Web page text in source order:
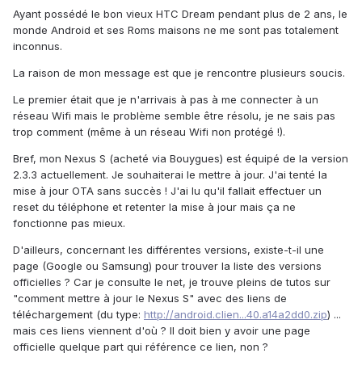
Ayant possédé le bon vieux HTC Dream pendant plus de 2 ans, le
monde Android et ses Roms maisons ne me sont pas totalement
inconnus.
La raison de mon message est que je rencontre plusieurs soucis.
Le premier était que je n'arrivais à pas à me connecter à un
réseau Wifi mais le problème semble être résolu, je ne sais pas
trop comment (même à un réseau Wifi non protégé !).
Bref, mon Nexus S (acheté via Bouygues) est équipé de la version
2.3.3 actuellement. Je souhaiterai le mettre à jour. J'ai tenté la
mise à jour OTA sans succès ! J'ai lu qu'il fallait effectuer un
reset du téléphone et retenter la mise à jour mais ça ne
fonctionne pas mieux.
D'ailleurs, concernant les différentes versions, existe-t-il une
page (Google ou Samsung) pour trouver la liste des versions
officielles ? Car je consulte le net, je trouve pleins de tutos sur
"comment mettre à jour le Nexus S" avec des liens de
téléchargement (du type: http://android.clien...40.a14a2dd0.zip) ...
mais ces liens viennent d'où ? Il doit bien y avoir une page
officielle quelque part qui référence ce lien, non ?